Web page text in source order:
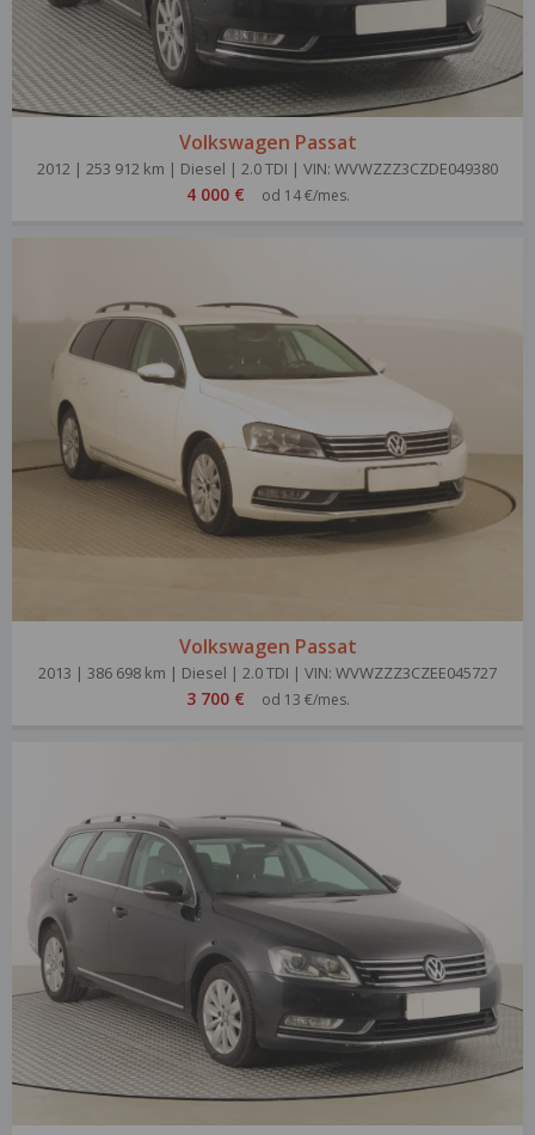
Volkswagen Passat
2012 | 253 912 km | Diesel | 2.0 TDI | VIN: WVWZZZ3CZDE049380
4 000 € od 14 €/mes.
Volkswagen Passat
2013 | 386 698 km | Diesel | 2.0 TDI | VIN: WVWZZZ3CZEE045727
3 700 € od 13 €/mes.